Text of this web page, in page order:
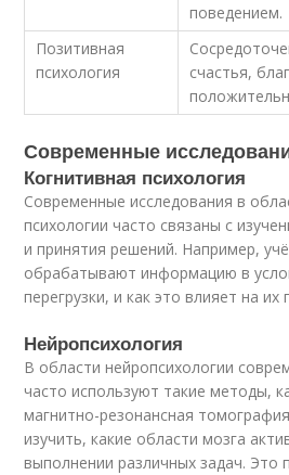
поведением.
Позитивная
психология
счастья,
Современные
Когнитивная психология
Современные исследования в
психологии часто связаны с
и принятия решений. Например,
обрабатывают информацию в
перегрузки, и как это влияет на их
Нейропсихология
В области нейропсихологии
часто используют такие методы,
магнитно-резонансная
изучить, какие области мозга
выполнении различных задач. Это